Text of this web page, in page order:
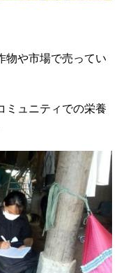
物や市場で売ってい
ミュニティでの栄養